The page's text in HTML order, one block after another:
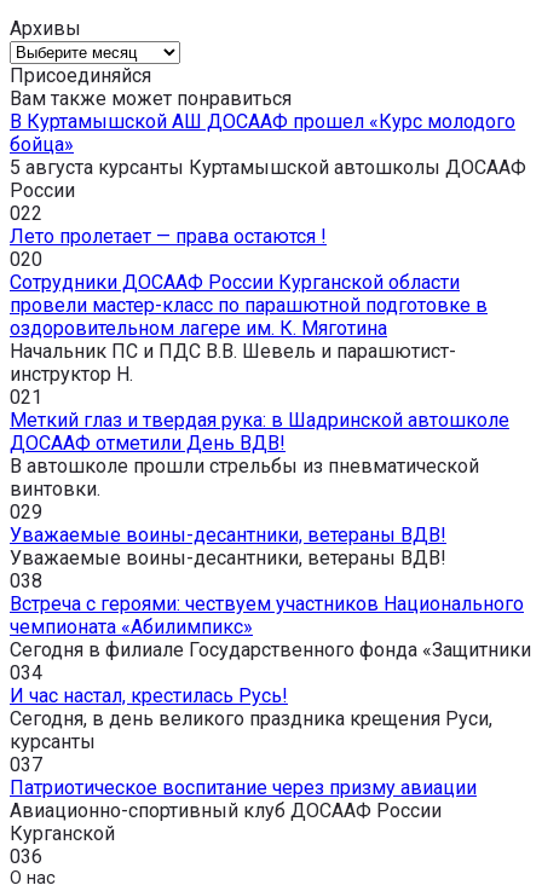
Архивы
Архивы
Присоединяйся
Вам также может понравиться
В Куртамышской АШ ДОСААФ прошел «Курс молодого
бойца»
5 августа курсанты Куртамышской автошколы ДОСААФ
России
022
Лето пролетает — права остаются !
020
Сотрудники ДОСААФ России Курганской области
провели мастер-класс по парашютной подготовке в
оздоровительном лагере им. К. Мяготина
Начальник ПС и ПДС В.В. Шевель и парашютист-
инструктор Н.
021
Меткий глаз и твердая рука: в Шадринской автошколе
ДОСААФ отметили День ВДВ!
В автошколе прошли стрельбы из пневматической
винтовки.
029
Уважаемые воины-десантники, ветераны ВДВ!
Уважаемые воины-десантники, ветераны ВДВ!
038
Встреча с героями: чествуем участников Национального
чемпионата «Абилимпикс»
Сегодня в филиале Государственного фонда «Защитники
034
И час настал, крестилась Русь!
Сегодня, в день великого праздника крещения Руси,
курсанты
037
Патриотическое воспитание через призму авиации
Авиационно-спортивный клуб ДОСААФ России
Курганской
036
О нас